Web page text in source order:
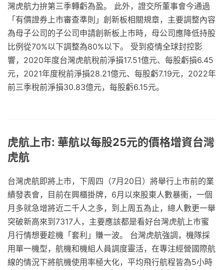
灣虎航力拚第三季轉虧為盈。 此外，證交所董事會今通過
「有價證券上市審查準則」創新板相關規章，主要調整內容
為母子公司的子公司申請創新板上市時，母公司應降低持股
比例從70%以下調整為80%以下。 受到疫情全球封控影
響，2020年度台灣虎航稅前淨損17.51億元、每股虧損6.45
元，2021年度稅前淨損28.21億元、每股虧7.19元，2022年
前三季稅前淨損30.83億元，每股虧6.15元。
虎航上市: 華航以每股25元的價格增資台灣
虎航
台灣虎航即將上市，下周四（7月20日）將舉行上市前的業
績發表會，目前在興櫃掛牌，6月以來股東人數暴衝，一個
月多就急增將近二千人之多，到上周五為止，總人數更一舉
突破新高來到7317人，主要應該都是看好台灣虎航上市蜜
月行情想要趁機「套利」賺一波。 台灣虎航強調，機隊採
用單一機型，航機和機組人員調度靈活，在專注經營國際航
線的情況下將航機使用率極大化，平均飛行航程皆為5小時